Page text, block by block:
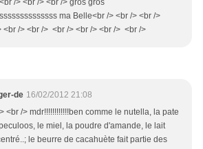
/> <br /> <br /> gros gros
ma Belle<br /> <br /> <br />
<br /> <br /> <br /> <br /> <br /> <br />
de 16/02/2012 21:08
<br /> mdr!!!!!!!!!!!!ben comme le nutella, la pate
le miel, la poudre d'amande, le lait
le beurre de cacahuète fait partie des